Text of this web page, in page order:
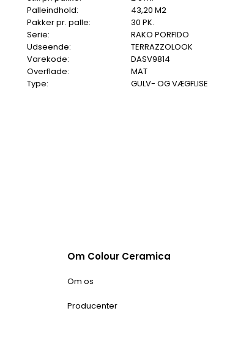
Palleindhold:
43,20 M2
Pakker pr. palle:
30 PK.
Serie:
RAKO PORFIDO
Udseende:
TERRAZZOLOOK
Varekode:
DASV9814
Overflade:
MAT
Type:
GULV- OG VÆGFLISE
Om Colour Ceramica
Om os
Producenter